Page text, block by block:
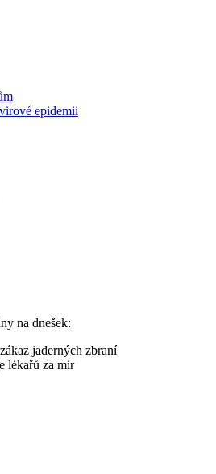
epidemii
na dnešek:
jaderných zbraní
lékařů za mír